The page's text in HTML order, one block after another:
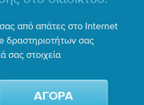
από απάτες στο Internet
δραστηριοτήτων σας
σας στοιχεία
ΑΓΟΡΆ